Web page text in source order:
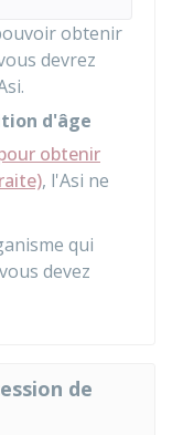
obtenir
devrez
d'âge
obtenir
, l'Asi ne
qui
devez
de